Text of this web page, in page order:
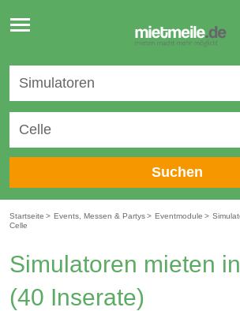
Toggle
navigation
Suchen
Startseite > Events, Messen & Partys> Eventmodule >
Celle
Simulatoren mieten
(40 Inserate)